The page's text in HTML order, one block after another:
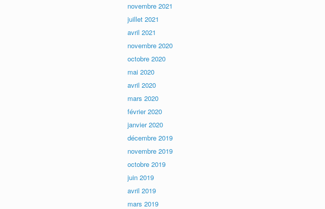
novembre 2021
juillet 2021
avril 2021
novembre 2020
octobre 2020
mai 2020
avril 2020
mars 2020
février 2020
janvier 2020
décembre 2019
novembre 2019
octobre 2019
juin 2019
avril 2019
mars 2019